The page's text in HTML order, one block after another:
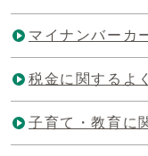
マイナンバーカ
税金に関するよ
子育て・教育に